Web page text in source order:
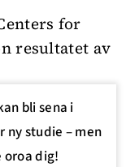
for
resultatet av
bli sena i
ny studie – men
oroa dig!